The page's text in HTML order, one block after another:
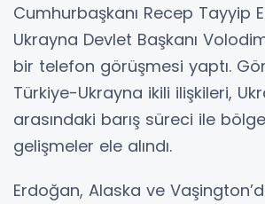
Cumhurbaşkanı Recep Tayyip
Ukrayna Devlet Başkanı
bir telefon görüşmesi yaptı.
Türkiye-Ukrayna ikili ilişkileri,
arasındaki barış süreci ile
gelişmeler ele alındı.
Erdoğan, Alaska ve